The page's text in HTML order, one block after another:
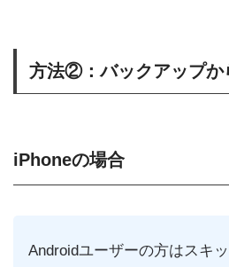
方法②：バックアップか
iPhoneの場合
Androidユーザーの方はスキ